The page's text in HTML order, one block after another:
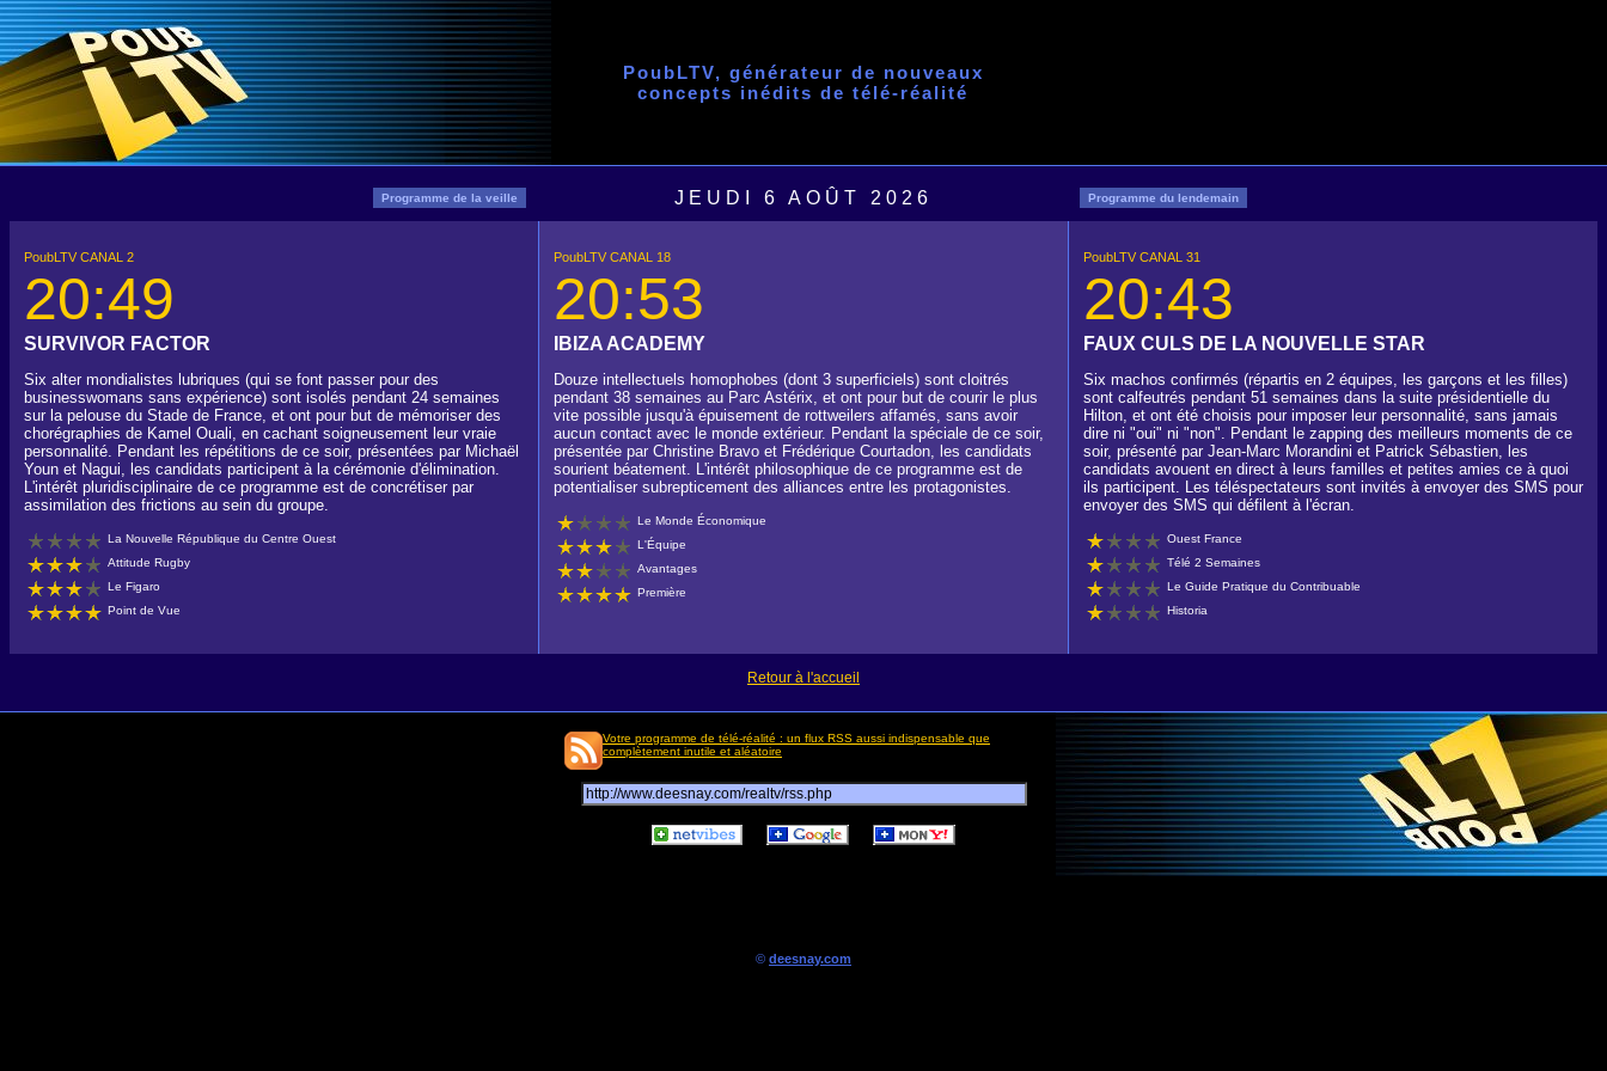
PoubLTV, générateur de nouveaux
concepts inédits de télé-réalité
Programme de la veille JEUDI 6 AOÛT 2026 Programme du lendemain
PoubLTV CANAL 2
20:49
SURVIVOR FACTOR
Six alter mondialistes lubriques (qui se font passer pour des
businesswomans sans expérience) sont isolés pendant 24 semaines
sur la pelouse du Stade de France, et ont pour but de mémoriser des
chorégraphies de Kamel Ouali, en cachant soigneusement leur vraie
personnalité. Pendant les répétitions de ce soir, présentées par Michaël
Youn et Nagui, les candidats participent à la cérémonie d'élimination.
L'intérêt pluridisciplinaire de ce programme est de concrétiser par
assimilation des frictions au sein du groupe.
La Nouvelle République du Centre Ouest
Attitude Rugby
Le Figaro
Point de Vue
PoubLTV CANAL 18
20:53
IBIZA ACADEMY
Douze intellectuels homophobes (dont 3 superficiels) sont cloitrés
pendant 38 semaines au Parc Astérix, et ont pour but de courir le plus
vite possible jusqu'à épuisement de rottweilers affamés, sans avoir
aucun contact avec le monde extérieur. Pendant la spéciale de ce soir,
présentée par Christine Bravo et Frédérique Courtadon, les candidats
sourient béatement. L'intérêt philosophique de ce programme est de
potentialiser subrepticement des alliances entre les protagonistes.
Le Monde Économique
L'Équipe
Avantages
Première
PoubLTV CANAL 31
20:43
FAUX CULS DE LA NOUVELLE STAR
Six machos confirmés (répartis en 2 équipes, les garçons et les filles)
sont calfeutrés pendant 51 semaines dans la suite présidentielle du
Hilton, et ont été choisis pour imposer leur personnalité, sans jamais
dire ni "oui" ni "non". Pendant le zapping des meilleurs moments de ce
soir, présenté par Jean-Marc Morandini et Patrick Sébastien, les
candidats avouent en direct à leurs familles et petites amies ce à quoi
ils participent. Les téléspectateurs sont invités à envoyer des SMS pour
envoyer des SMS qui défilent à l'écran.
Ouest France
Télé 2 Semaines
Le Guide Pratique du Contribuable
Historia
Retour à l'accueil
Votre programme de télé-réalité : un flux RSS aussi indispensable que
complètement inutile et aléatoire
© deesnay.com